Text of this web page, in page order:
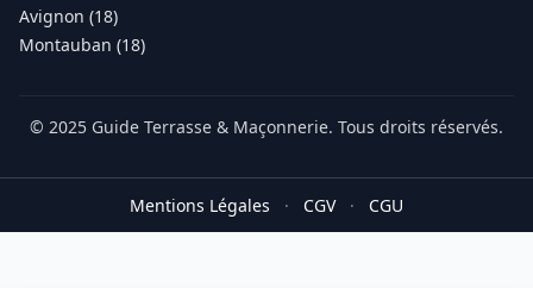
Avignon (18)
Montauban (18)
© 2025 Guide Terrasse & Maçonnerie. Tous droits réservés.
Mentions Légales · CGV · CGU